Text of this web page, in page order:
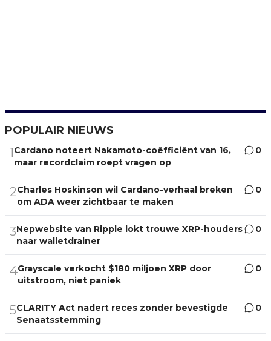
POPULAIR NIEUWS
1Cardano noteert Nakamoto-coëfficiënt van 16,
maar recordclaim roept vragen op
0
2Charles Hoskinson wil Cardano-verhaal breken
om ADA weer zichtbaar te maken
0
3Nepwebsite van Ripple lokt trouwe XRP-houders
naar walletdrainer
0
4Grayscale verkocht $180 miljoen XRP door
uitstroom, niet paniek
0
5CLARITY Act nadert reces zonder bevestigde
Senaatsstemming
0